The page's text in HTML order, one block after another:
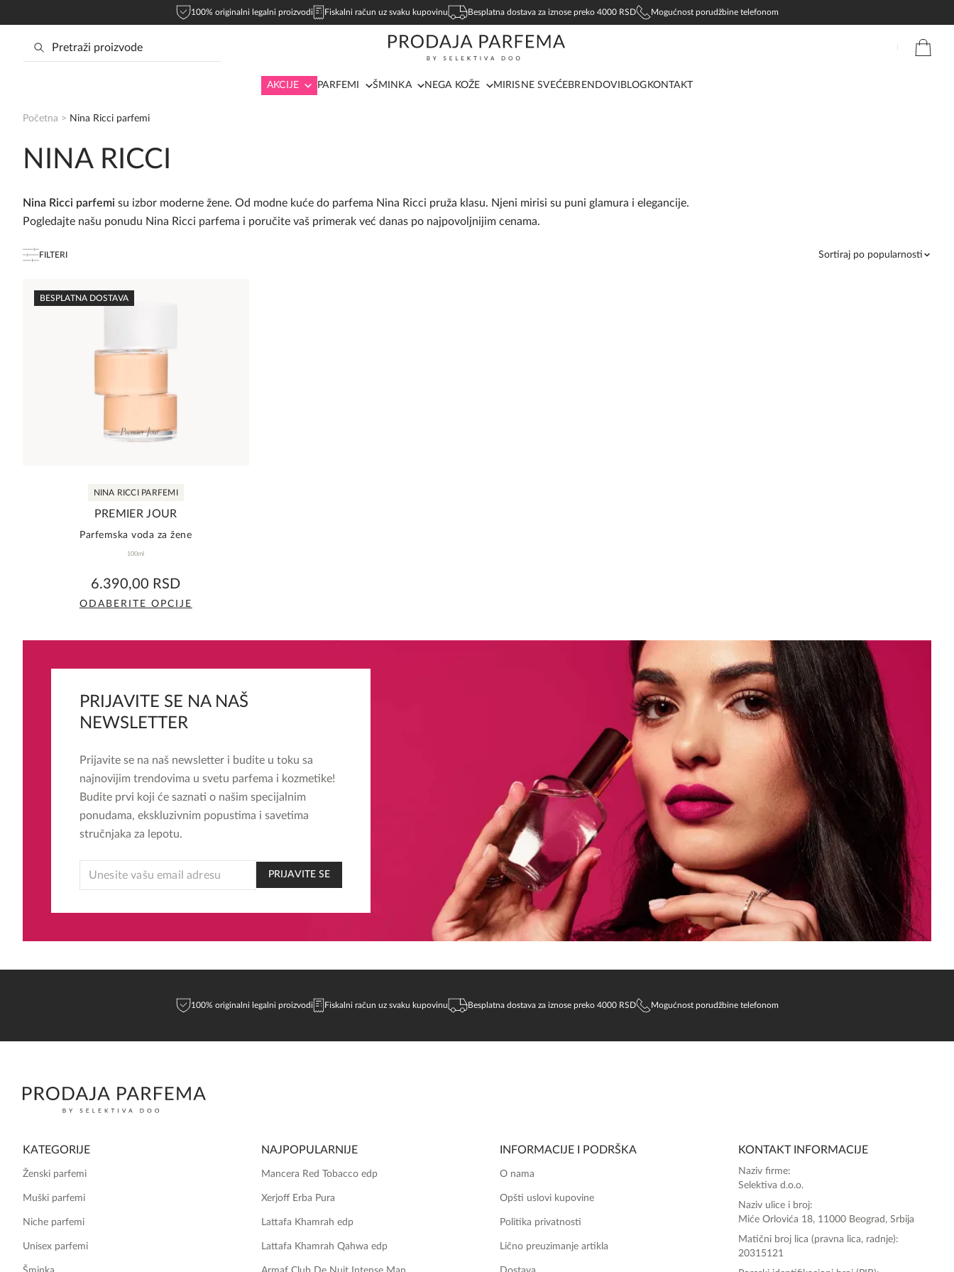
100% originalni legalni proizvodi Fiskalni račun uz svaku kupovinu Besplatna dostava za iznose preko 4000 RSD Mogućnost porudžbine telefonom
AKCIJE PARFEMI ŠMINKA NEGA KOŽE MIRISNE SVEĆEBRENDOVI BLOG KONTAKT
Početna > Nina Ricci parfemi
NINA RICCI
Nina Ricci parfemi su izbor moderne žene. Od modne kuće do parfema Nina Ricci pruža klasu. Njeni mirisi su puni glamura i elegancije.
Pogledajte našu ponudu Nina Ricci parfema i poručite vaš primerak već danas po najpovoljnijim cenama.
FILTERI Sortiraj po popularnosti
BESPLATNA DOSTAVA
NINA RICCI PARFEMI
PREMIER JOUR
Parfemska voda za žene
100ml
rating
6.390,00 RSD
ODABERITE OPCIJE
proizvod
varijanti.
mogu
stranici
PRIJAVITE SE NA NAŠ
NEWSLETTER
Prijavite se na naš newsletter i budite u toku sa
najnovijim trendovima u svetu parfema i kozmetike!
Budite prvi koji će saznati o našim specijalnim
ponudama, ekskluzivnim popustima i savetima
stručnjaka za lepotu.
PRIJAVITE SE
100% originalni legalni proizvodi Fiskalni račun uz svaku kupovinu Besplatna dostava za iznose preko 4000 RSD Mogućnost porudžbine telefonom
KATEGORIJE
Ženski parfemi
Muški parfemi
Niche parfemi
Unisex parfemi
NAJPOPULARNIJE
Mancera Red Tobacco edp
Xerjoff Erba Pura
Lattafa Khamrah edp
Lattafa Khamrah Qahwa edp
INFORMACIJE I PODRŠKA
O nama
Opšti uslovi kupovine
Politika privatnosti
Lično preuzimanje artikla
KONTAKT INFORMACIJE
Naziv firme:
Selektiva d.o.o.
Naziv ulice i broj:
Miće Orlovića 18, 11000 Beograd, Srbija
Matični broj lica (pravna lica, radnje):
20315121
Zdravo, tu sam da Vam pomognem da
poručite svoj omiljeni parfem danas ali i za